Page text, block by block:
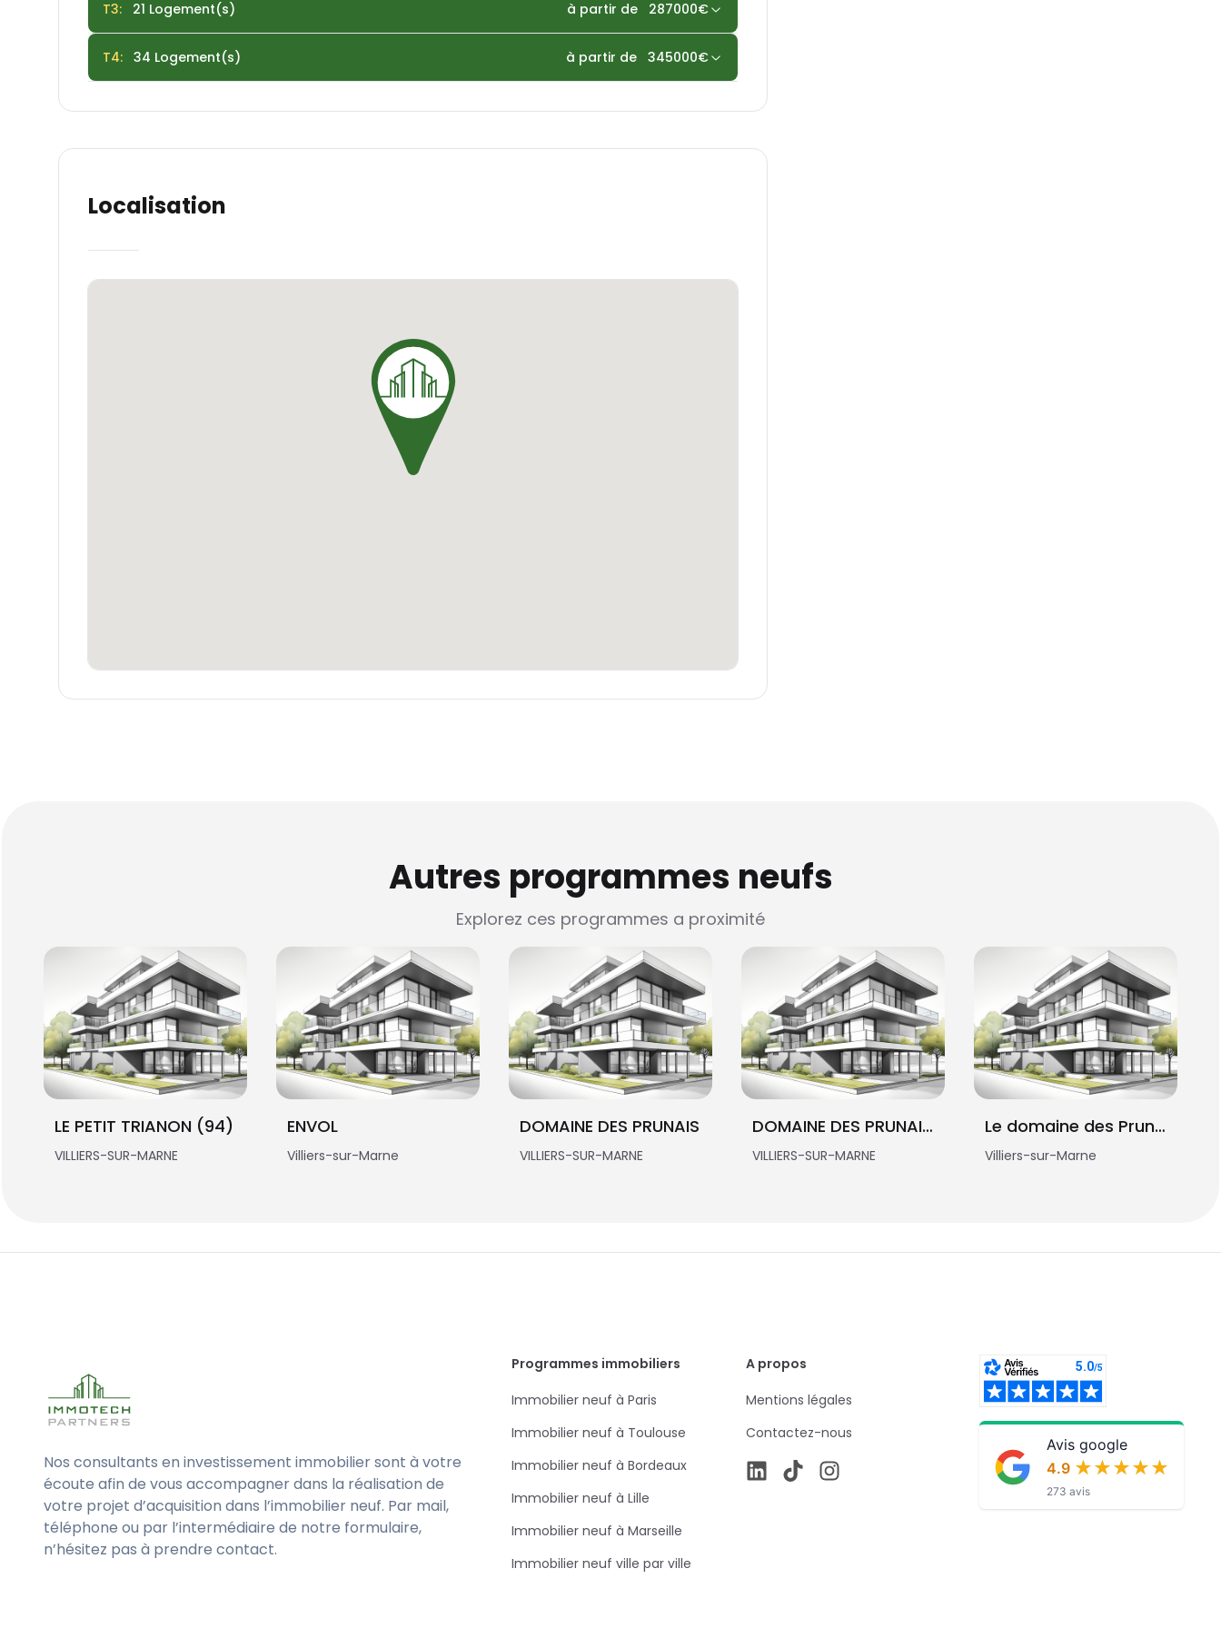
préparez-vous à vivre une expérience résidentielle sans pareille.
T3: 21 Logement(s) à partir de 287000€
T4: 34 Logement(s) à partir de 345000€
Localisation
Autres programmes neufs
Explorez ces programmes a proximité
LE PETIT TRIANON (94)
VILLIERS-SUR-MARNE
ENVOL
Villiers-sur-Marne
DOMAINE DES PRUNAIS
VILLIERS-SUR-MARNE
DOMAINE DES PRUNAIS CHAPITRE 2
VILLIERS-SUR-MARNE
Le domaine des Prunais
Villiers-sur-Marne
Nos consultants en investissement immobilier sont à votre
écoute afin de vous accompagner dans la réalisation de
votre projet d’acquisition dans l’immobilier neuf. Par mail,
téléphone ou par l’intermédiaire de notre formulaire,
n’hésitez pas à prendre contact.
Programmes immobiliers
Immobilier neuf à Paris
Immobilier neuf à Toulouse
Immobilier neuf à Bordeaux
Immobilier neuf à Lille
Immobilier neuf à Marseille
Immobilier neuf ville par ville
A propos
Mentions légales
Contactez-nous
Avis google
4.9 ★★★★★
★★★★★
273 avis